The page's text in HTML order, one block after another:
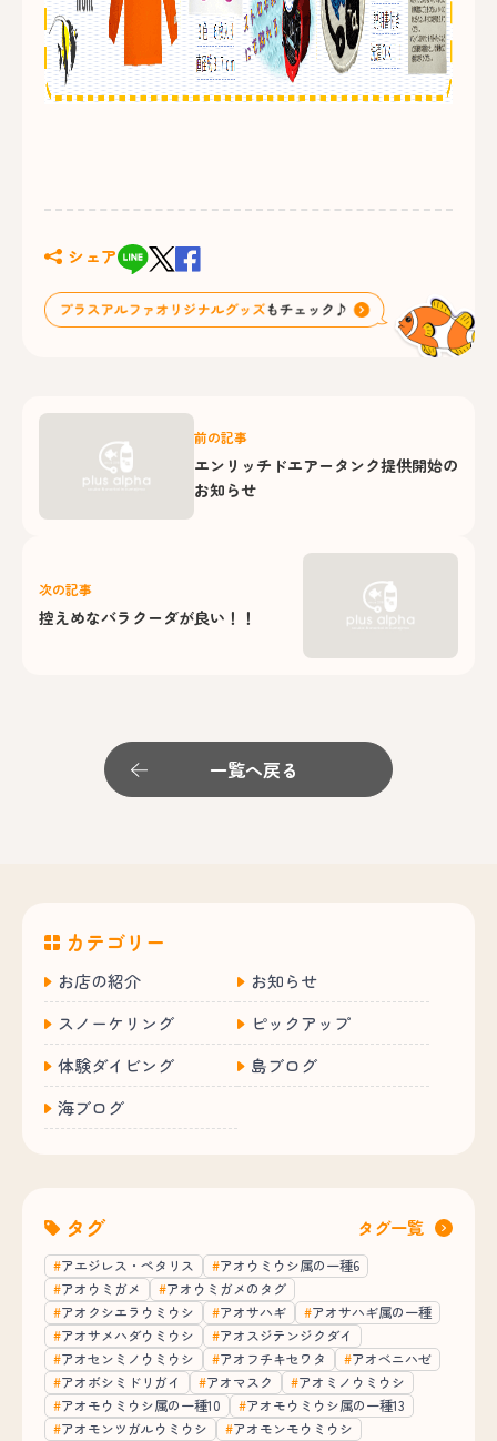
シェア
前の記事
エンリッチドエアータンク提供開始の
お知らせ
次の記事
控えめなバラクーダが良い！！
一覧へ戻る
カテゴリー
お店の紹介
お知らせ
スノーケリング
ピックアップ
体験ダイビング
島ブログ
海ブログ
タグ タグ一覧
アエジレス・ペタリス
アオウミウシ属の一種6
アオウミガメ
アオウミガメのタグ
アオクシエラウミウシ
アオサハギ
アオサハギ属の一種
アオサメハダウミウシ
アオスジテンジクダイ
アオセンミノウミウシ
アオフチキセワタ
アオベニハゼ
アオボシミドリガイ
アオマスク
アオミノウミウシ
アオモウミウシ属の一種10
アオモウミウシ属の一種13
アオモンツガルウミウシ
アオモンモウミウシ